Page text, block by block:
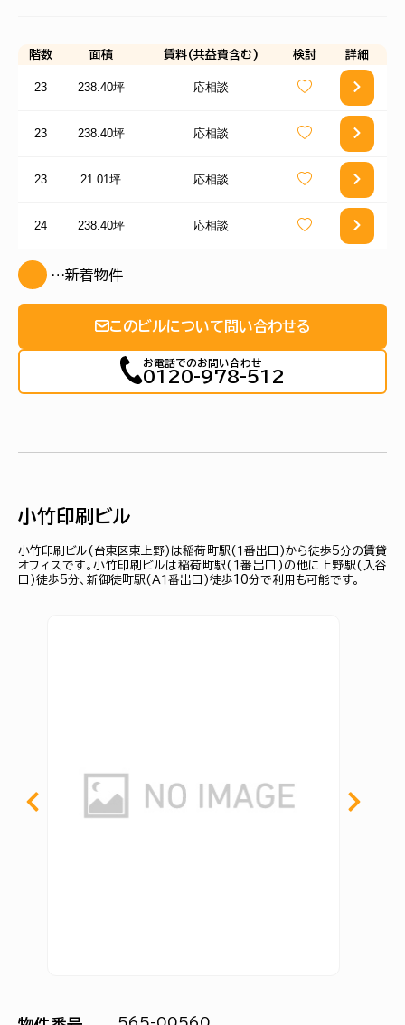
階数 面積 賃料(共益費含む) 検討 詳細
23 238.40坪 応相談
23 238.40坪 応相談
23 21.01坪 応相談
24 238.40坪 応相談
…新着物件
このビルについて問い合わせる
お電話でのお問い合わせ
0120-978-512
小竹印刷ビル
小竹印刷ビル(台東区東上野)は稲荷町駅(１番出口)から徒歩5分の賃貸
オフィスです。小竹印刷ビルは稲荷町駅(１番出口)の他に上野駅(入谷
口)徒歩5分、新御徒町駅(Ａ１番出口)徒歩10分で利用も可能です。
565-00560